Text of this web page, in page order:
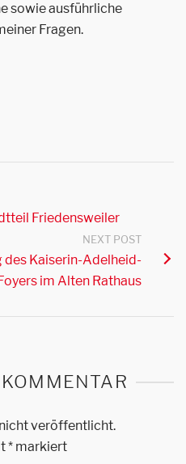
sowie ausführliche
Fragen.
Friedensweiler
NEXT POST
des Kaiserin-Adelheid-
im Alten Rathaus
veröffentlicht.
* markiert